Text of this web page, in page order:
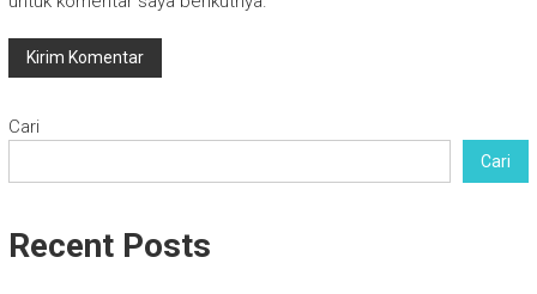
Cari
Cari
Recent Posts